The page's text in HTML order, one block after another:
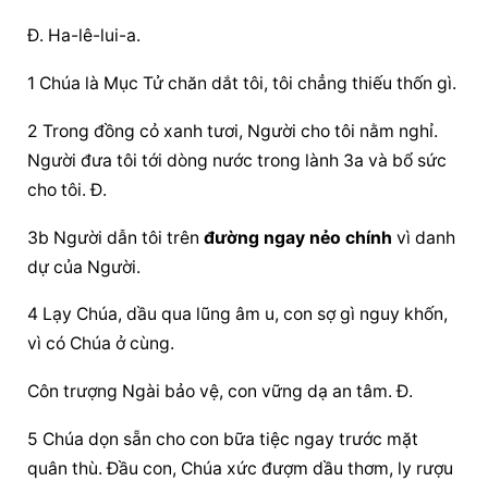
Đ. Ha-lê-lui-a.
1 Chúa là Mục Tử chăn dắt tôi, tôi chẳng thiếu thốn gì.
2 Trong đồng cỏ xanh tươi, Người cho tôi nằm nghỉ.
Người đưa tôi tới dòng nước trong lành 3a và bổ sức
cho tôi. Đ.
3b Người dẫn tôi trên đường ngay nẻo chính vì danh
dự của Người.
4 Lạy Chúa, dầu qua lũng âm u, con sợ gì nguy khốn,
vì có Chúa ở cùng.
Côn trượng Ngài bảo vệ, con vững dạ an tâm. Đ.
5 Chúa dọn sẵn cho con bữa tiệc ngay trước mặt
quân thù. Đầu con, Chúa xức đượm dầu thơm, ly rượu